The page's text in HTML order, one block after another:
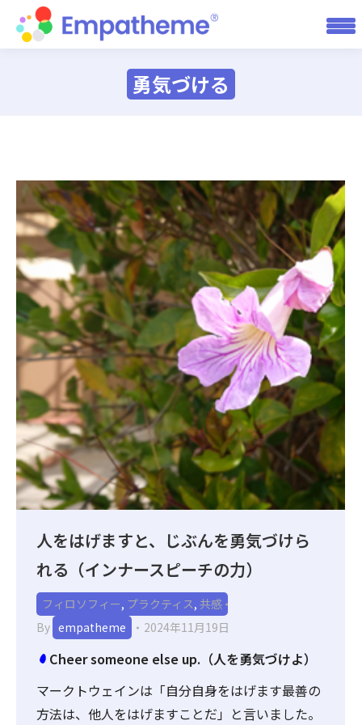
勇気づける
人をはげますと、じぶんを勇気づけら
れる（インナースピーチの力）
フィロソフィー, プラクティス, 共感
By empatheme 2024年11月19日
Cheer someone else up.（人を勇気づけよ）
マークトウェインは「自分自身をはげます最善の
方法は、他人をはげますことだ」と言いました。